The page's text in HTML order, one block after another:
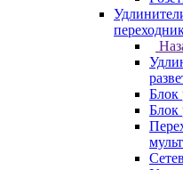
Блок
Блок